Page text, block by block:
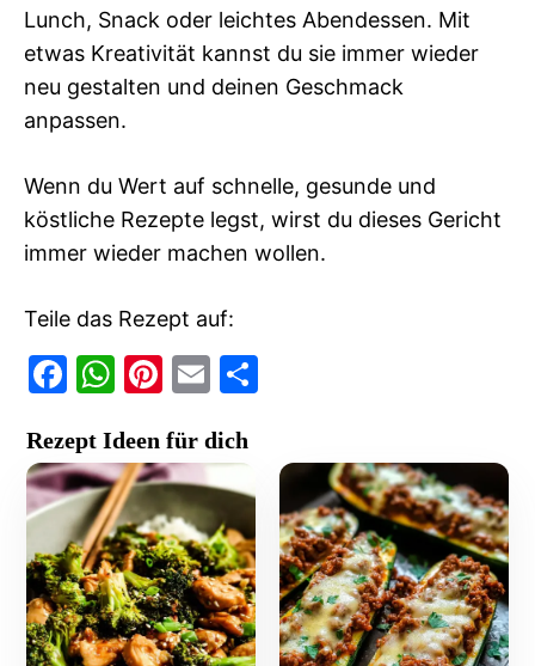
Lunch, Snack oder leichtes Abendessen. Mit
etwas Kreativität kannst du sie immer wieder
neu gestalten und deinen Geschmack
anpassen.
Wenn du Wert auf schnelle, gesunde und
köstliche Rezepte legst, wirst du dieses Gericht
immer wieder machen wollen.
Teile das Rezept auf:
F
c
e
b
o
o
k
W
at
s
A
p
p
Pi
er
e
st
E
ai
l
le
n
Rezept Ideen für dich